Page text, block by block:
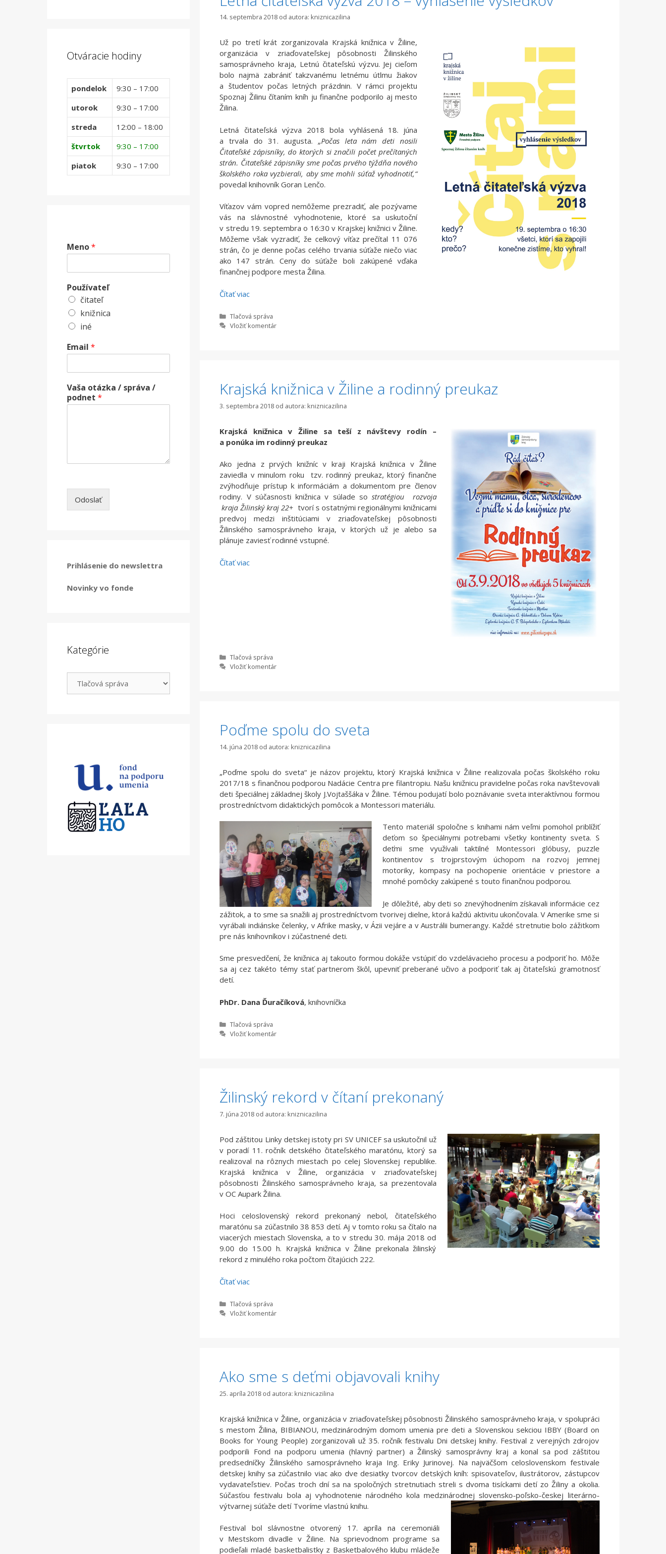
14. septembra 2018 od autora: kniznicazilina
Už po tretí krát zorganizovala Krajská knižnica v Žiline,
organizácia v zriaďovateľskej pôsobnosti Žilinského
samosprávneho kraja, Letnú čitateľskú výzvu. Jej cieľom
bolo najmä zabrániť takzvanému letnému útlmu žiakov
a študentov počas letných prázdnin. V rámci projektu
Spoznaj Žilinu čítaním kníh ju finančne podporilo aj mesto
Žilina.
Letná čitateľská výzva 2018 bola vyhlásená 18. júna
a trvala do 31. augusta. „Počas leta nám deti nosili
Čitateľské zápisníky, do ktorých si značili počet prečítaných
strán. Čitateľské zápisníky sme počas prvého týždňa nového
školského roka vyzbierali, aby sme mohli súťaž vyhodnotiť,“
povedal knihovník Goran Lenčo.
Víťazov vám vopred nemôžeme prezradiť, ale pozývame
vás na slávnostné vyhodnotenie, ktoré sa uskutoční
v stredu 19. septembra o 16:30 v Krajskej knižnici v Žiline.
Môžeme však vyzradiť, že celkový víťaz prečítal 11 076
strán, čo je denne počas celého trvania súťaže niečo viac
ako 147 strán. Ceny do súťaže boli zakúpené vďaka
finančnej podpore mesta Žilina.
Čítať viac
Kategórie
Tlačová správa
Vložiť komentár
Krajská knižnica v Žiline a rodinný preukaz
3. septembra 2018 od autora: kniznicazilina
Krajská knižnica v Žiline sa teší z návštevy rodín –
a ponúka im rodinný preukaz
Ako jedna z prvých knižníc v kraji Krajská knižnica v Žiline
zaviedla v minulom roku tzv. rodinný preukaz, ktorý finančne
zvýhodňuje prístup k informáciám a dokumentom pre členov
rodiny. V súčasnosti knižnica v súlade so stratégiou rozvoja
kraja Žilinský kraj 22+ tvorí s ostatnými regionálnymi knižnicami
predvoj medzi inštitúciami v zriaďovateľskej pôsobnosti
Žilinského samosprávneho kraja, v ktorých už je alebo sa
plánuje zaviesť rodinné vstupné.
Čítať viac
Kategórie
Tlačová správa
Vložiť komentár
Poďme spolu do sveta
14. júna 2018 od autora: kniznicazilina
„Poďme spolu do sveta“ je názov projektu, ktorý Krajská knižnica v Žiline realizovala počas školského roku
2017/18 s finančnou podporou Nadácie Centra pre filantropiu. Našu knižnicu pravidelne počas roka navštevovali
deti špeciálnej základnej školy J.Vojtaššáka v Žiline. Témou podujatí bolo poznávanie sveta interaktívnou formou
prostredníctvom didaktických pomôcok a Montessori materiálu.
Tento materiál spoločne s knihami nám veľmi pomohol priblížiť
deťom so špeciálnymi potrebami všetky kontinenty sveta. S
deťmi sme využívali taktilné Montessori glóbusy, puzzle
kontinentov s trojprstovým úchopom na rozvoj jemnej
motoriky, kompasy na pochopenie orientácie v priestore a
mnohé pomôcky zakúpené s touto finančnou podporou.
Je dôležité, aby deti so znevýhodnením získavali informácie cez
zážitok, a to sme sa snažili aj prostredníctvom tvorivej dielne, ktorá každú aktivitu ukončovala. V Amerike sme si
vyrábali indiánske čelenky, v Afrike masky, v Ázii vejáre a v Austrálii bumerangy. Každé stretnutie bolo zážitkom
pre nás knihovníkov i zúčastnené deti.
Sme presvedčení, že knižnica aj takouto formou dokáže vstúpiť do vzdelávacieho procesu a podporiť ho. Môže
sa aj cez takéto témy stať partnerom škôl, upevniť preberané učivo a podporiť tak aj čitateľskú gramotnosť
detí.
PhDr. Dana Ďuračíková, knihovníčka
Kategórie
Tlačová správa
Vložiť komentár
Žilinský rekord v čítaní prekonaný
7. júna 2018 od autora: kniznicazilina
Pod záštitou Linky detskej istoty pri SV UNICEF sa uskutočnil už
v poradí 11. ročník detského čitateľského maratónu, ktorý sa
realizoval na rôznych miestach po celej Slovenskej republike.
Krajská knižnica v Žiline, organizácia v zriaďovateľskej
pôsobnosti Žilinského samosprávneho kraja, sa prezentovala
v OC Aupark Žilina.
Hoci celoslovenský rekord prekonaný nebol, čitateľského
maratónu sa zúčastnilo 38 853 detí. Aj v tomto roku sa čítalo na
viacerých miestach Slovenska, a to v stredu 30. mája 2018 od
9.00 do 15.00 h. Krajská knižnica v Žiline prekonala žilinský
rekord z minulého roka počtom čítajúcich 222.
Čítať viac
Kategórie
Tlačová správa
Vložiť komentár
Ako sme s deťmi objavovali knihy
25. apríla 2018 od autora: kniznicazilina
Krajská knižnica v Žiline, organizácia v zriaďovateľskej pôsobnosti Žilinského samosprávneho kraja, v spolupráci
s mestom Žilina, BIBIANOU, medzinárodným domom umenia pre deti a Slovenskou sekciou IBBY (Board on
Books for Young People) zorganizovali už 35. ročník festivalu Dni detskej knihy. Festival z verejných zdrojov
podporili Fond na podporu umenia (hlavný partner) a Žilinský samosprávny kraj a konal sa pod záštitou
predsedníčky Žilinského samosprávneho kraja Ing. Eriky Jurinovej. Na najväčšom celoslovenskom festivale
detskej knihy sa zúčastnilo viac ako dve desiatky tvorcov detských kníh: spisovateľov, ilustrátorov, zástupcov
vydavateľstiev. Počas troch dní sa na spoločných stretnutiach streli s dvoma tisíckami detí zo Žiliny a okolia.
Súčasťou festivalu bola aj vyhodnotenie národného kola medzinárodnej slovensko-poľsko-českej literárno-
výtvarnej súťaže detí Tvoríme vlastnú knihu.
Festival bol slávnostne otvorený 17. apríla na ceremoniáli
v Mestskom divadle v Žiline. Na sprievodnom programe sa
podieľali mladé basketbalistky z Basketbalového klubu mládeže
Otváracie hodiny
pondelok
9:30 – 17:00
utorok
9:30 – 17:00
streda
12:00 – 18:00
štvrtok
9:30 – 17:00
piatok
9:30 – 17:00
Meno*
Používateľ
čitateľ
knižnica
iné
Email *
Vaša otázka / správa /
podnet *
Odoslať
Prihlásenie do newslettra
Novinky vo fonde
Kategórie